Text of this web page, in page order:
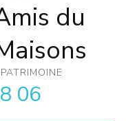
du
06